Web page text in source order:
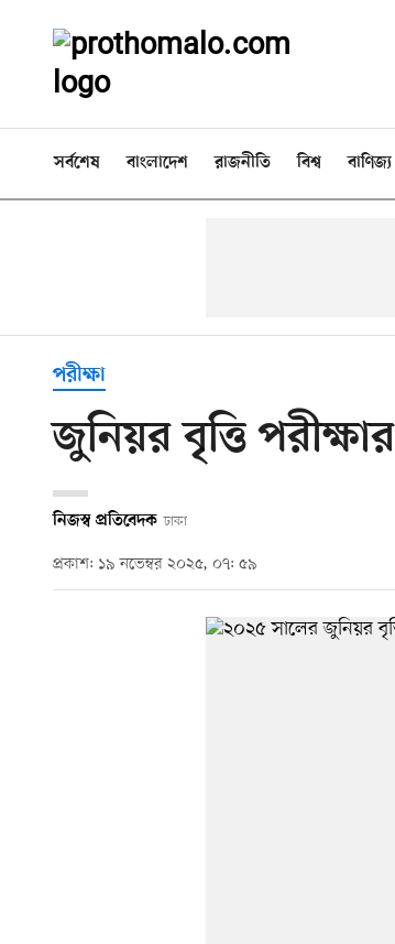
সর্বশেষ বাংলাদেশ রাজনীতি বিশ্ব বাণিজ্য
পরীক্ষা
জুনিয়র বৃত্তি
নিজস্ব প্রতিবেদক ঢাকা
প্রকাশ: ১৯ নভেম্বর ২০২৫, ০৭: ৫৯